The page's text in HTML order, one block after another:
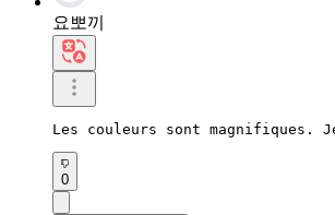
요뽀끼
Les couleurs sont
0